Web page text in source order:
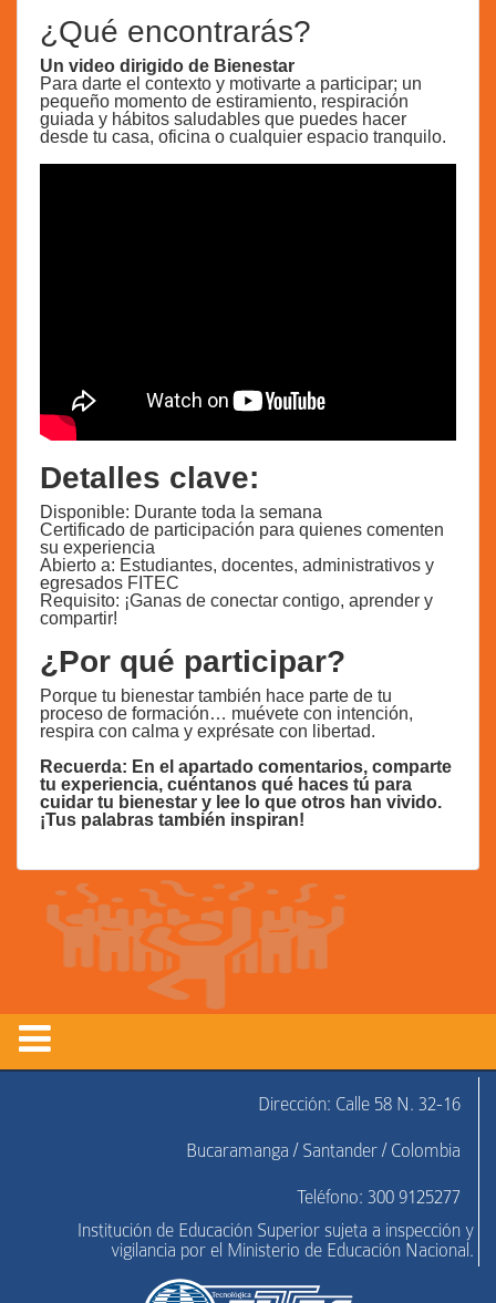
¿Qué encontrarás?
Un video dirigido de Bienestar
Para darte el contexto y motivarte a participar; un
pequeño momento de estiramiento, respiración
guiada y hábitos saludables que puedes hacer
desde tu casa, oficina o cualquier espacio tranquilo.
Detalles clave:
Disponible: Durante toda la semana
Certificado de participación para quienes comenten
su experiencia
Abierto a: Estudiantes, docentes, administrativos y
egresados FITEC
Requisito: ¡Ganas de conectar contigo, aprender y
compartir!
¿Por qué participar?
Porque tu bienestar también hace parte de tu
proceso de formación… muévete con intención,
respira con calma y exprésate con libertad.
Recuerda: En el apartado comentarios, comparte
tu experiencia, cuéntanos qué haces tú para
cuidar tu bienestar y lee lo que otros han vivido.
¡Tus palabras también inspiran!
Dirección: Calle 58 N. 32-16
Bucaramanga / Santander / Colombia
Teléfono: 300 9125277
Institución de Educación Superior sujeta a inspección y
vigilancia por el Ministerio de Educación Nacional.